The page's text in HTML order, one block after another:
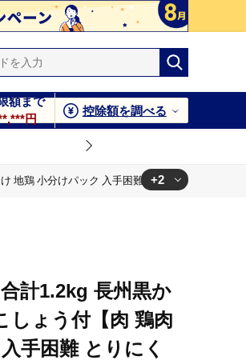
額まで
円
控除額を調べる
地鶏 小分けパック 入手困難 とりにく 国産 冷凍
+2
計1.2kg 長州黒か
しょう付【肉 鶏肉
手困難 とりにく